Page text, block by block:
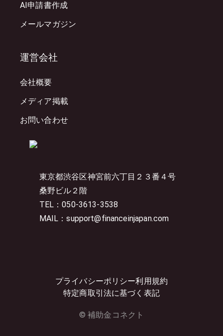
東京都渋谷区神宮前六丁目２３番４号
桑野ビル２階
TEL：050-3613-3538
MAIL：support@financeinjapan.com
プライバシーポリシー利用規約
特定商取引法に基づく表記
© 補助金コネクト
AI申請書作成
メールマガジン
運営会社
会社概要
メディア掲載
お問い合わせ